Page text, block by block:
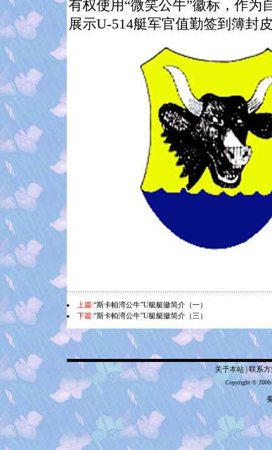
有权使用“微笑公牛”徽标，作为
展示U-514艇军官值勤签到簿封
上篇:“斯卡帕湾公牛”U艇艇徽简介（一）
下篇:“斯卡帕湾公牛”U艇艇徽简介（三）
关于本站|联系
Copyright ©